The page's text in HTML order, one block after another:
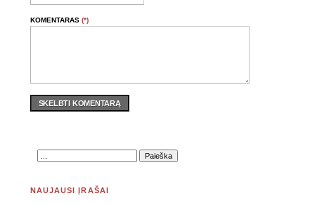
KOMENTARAS (*)
SKELBTI KOMENTARĄ
NAUJAUSI ĮRAŠAI